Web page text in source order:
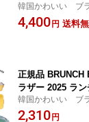
韓国かわいい ブ
340ml
4,400 円 送料
正規品 BRUNCH
ラザー 2025 ラ
国
韓国かわいい ブ
ボックス
2,310 円